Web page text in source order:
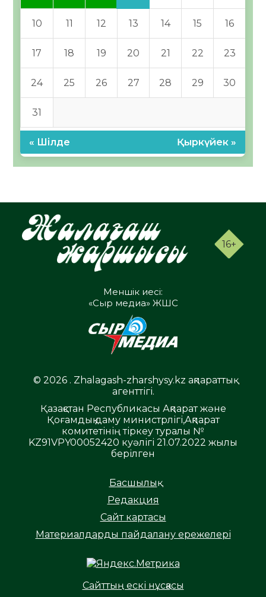
10 11 12 13 14 15 16
17 18 19 20 21 22 23
24 25 26 27 28 29 30
31
« Шілде Қыркүйек »
16+
Меншік иесі:
«Сыр медиа» ЖШС
© 2026 . Zhalagash-zharshysy.kz ақпараттық
агенттігі.
Қазақстан Республикасы Ақпарат және
Қоғамдық даму министрлігі,Ақпарат
комитетінің тіркеу туралы №
KZ91VPY00052420 куәлігі 21.07.2022 жылы
берілген
Басшылық
Редакция
Сайт картасы
Материалдарды пайдалану ережелері
Сайттың ескі нұсқасы